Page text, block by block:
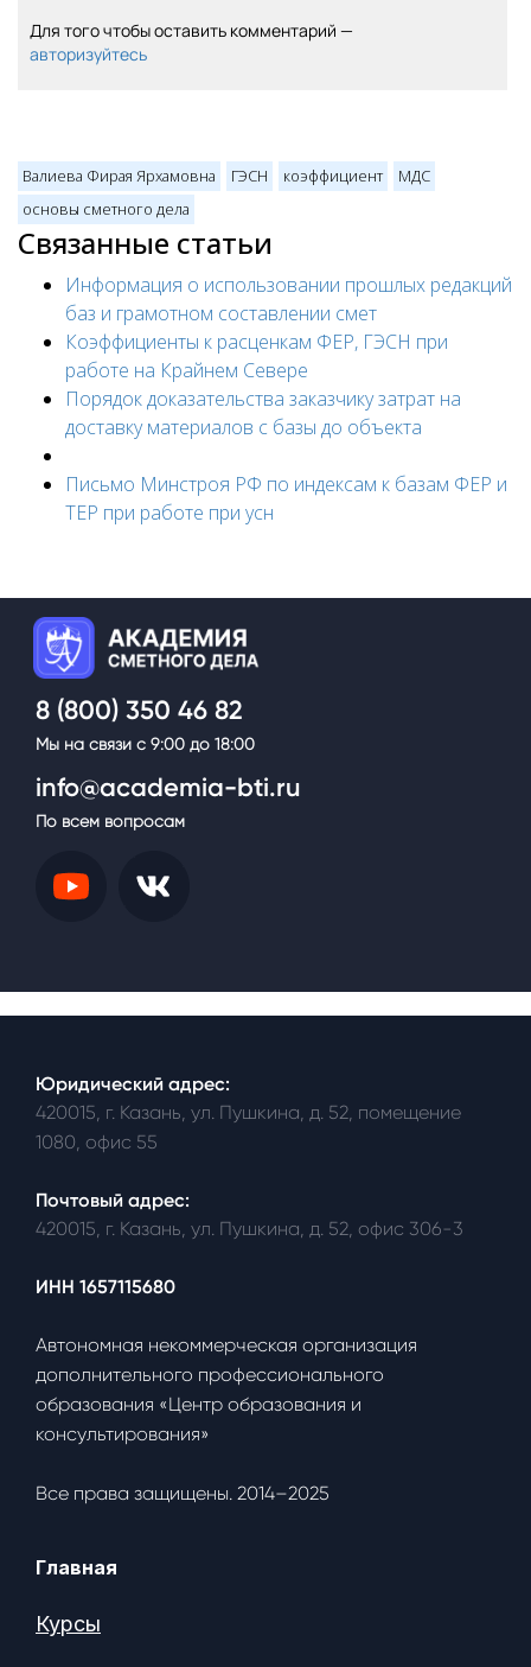
Для того чтобы оставить комментарий —
авторизуйтесь
Валиева Фирая Ярхамовна ГЭСН коэффициент
МДС
основы сметного дела
Связанные статьи
Информация о использовании прошлых редакций
баз и грамотном составлении смет
Коэффициенты к расценкам ФЕР, ГЭСН при
работе на Крайнем Севере
Порядок доказательства заказчику затрат на
доставку материалов с базы до объекта
Письмо Минстроя РФ по индексам к базам ФЕР и
ТЕР при работе при усн
.
8 (800) 350 46 82
Мы на связи с 9:00 до 18:00
info@academia-bti.ru
По всем вопросам
Юридический адрес:
420015, г. Казань, ул. Пушкина, д. 52, помещение
1080, офис 55
Почтовый адрес:
420015, г. Казань, ул. Пушкина, д. 52, офис 306-3
ИНН 1657115680
Автономная некоммерческая организация
дополнительного профессионального
образования «Центр образования и
консультирования»
Все права защищены. 2014–2025
Главная
Курсы